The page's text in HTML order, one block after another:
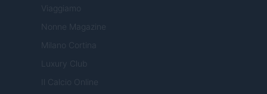
Viaggiamo
Nonne Magazine
Milano Cortina
Luxury Club
Il Calcio Online